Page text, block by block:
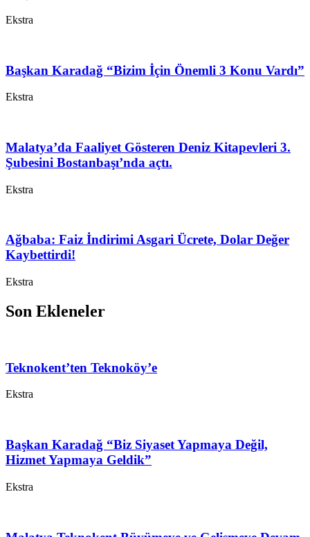
Ekstra
Başkan Karadağ “Bizim İçin Önemli 3 Konu Vardı”
Ekstra
Malatya’da Faaliyet Gösteren Deniz Kitapevleri 3.
Şubesini Bostanbaşı’nda açtı.
Ekstra
Ağbaba: Faiz İndirimi Asgari Ücrete, Dolar Değer
Kaybettirdi!
Ekstra
Son Ekleneler
Teknokent’ten Teknoköy’e
Ekstra
Başkan Karadağ “Biz Siyaset Yapmaya Değil,
Hizmet Yapmaya Geldik”
Ekstra